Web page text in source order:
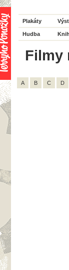
Plakáty
Hudba
Filmy
A B C D